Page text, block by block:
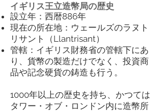
イギリス王立造幣局の歴史
設立年：西暦886年
現在の所在地：ウェールズのラヌト
リサント（Llantrisant）
管轄：イギリス財務省の管轄下にあ
り、貨幣の製造だけでなく、投資商
品や記念硬貨の鋳造も行う。
1000年以上の歴史を持ち、かつては
タワー・オブ・ロンドン内に造幣所